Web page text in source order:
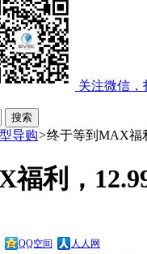
关注微信，
导购>终于等到MAX福
福利，
QQ空间 人人网